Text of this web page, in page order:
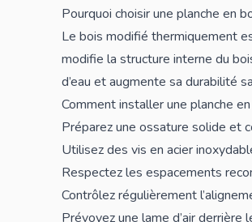
Pourquoi choisir une planche en
Le bois modifié thermiquement
modifie la structure interne du
d’eau et augmente sa durabilité
Comment installer une planche
Préparez une ossature solide et
Utilisez des vis en acier
Respectez les espacements
Contrôlez régulièrement
Prévoyez une lame d’air